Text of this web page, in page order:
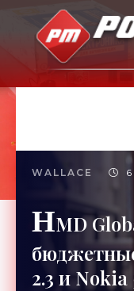
WALLACE
HMD
2.3 и